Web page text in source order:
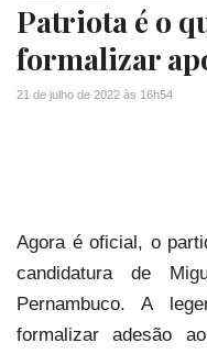
Patriota é o
formalizar
21 de julho de 2022 às 16h54
Agora é oficial, o
candidatura de
Pernambuco. A
formalizar adesão